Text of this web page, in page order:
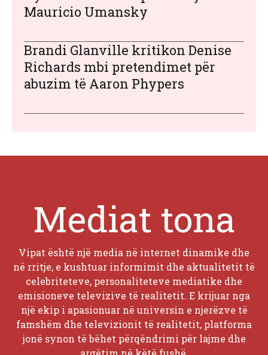
Mauricio Umansky
Brandi Glanville kritikon Denise
Richards mbi pretendimet për
abuzim të Aaron Phypers
Mediat tona
Vipat është një media në internet dinamike dhe
në rritje, e kushtuar informimit dhe aktualitetit të
celebriteteve, personaliteteve mediatike dhe
emisioneve televizive të realitetit. E krijuar nga
një ekip i apasionuar në universin e njerëzve të
famshëm dhe televizionit të realitetit, platforma
jonë synon të bëhet përqëndrimi për lajme dhe